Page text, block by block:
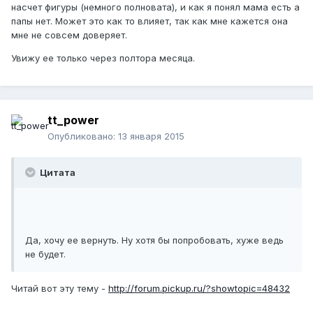
насчет фигуры (немного полновата), и как я понял мама есть а
папы нет. Может это как то влияет, так как мне кажется она
мне не совсем доверяет.
Увижу ее только через полтора месяца.
tt_power
Опубликовано: 13 января 2015
Цитата
Да, хочу ее вернуть. Ну хотя бы попробовать, хуже ведь
не будет.
Читай вот эту тему - http://forum.pickup.ru/?showtopic=48432